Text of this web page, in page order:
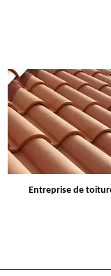
Devis toiture 72